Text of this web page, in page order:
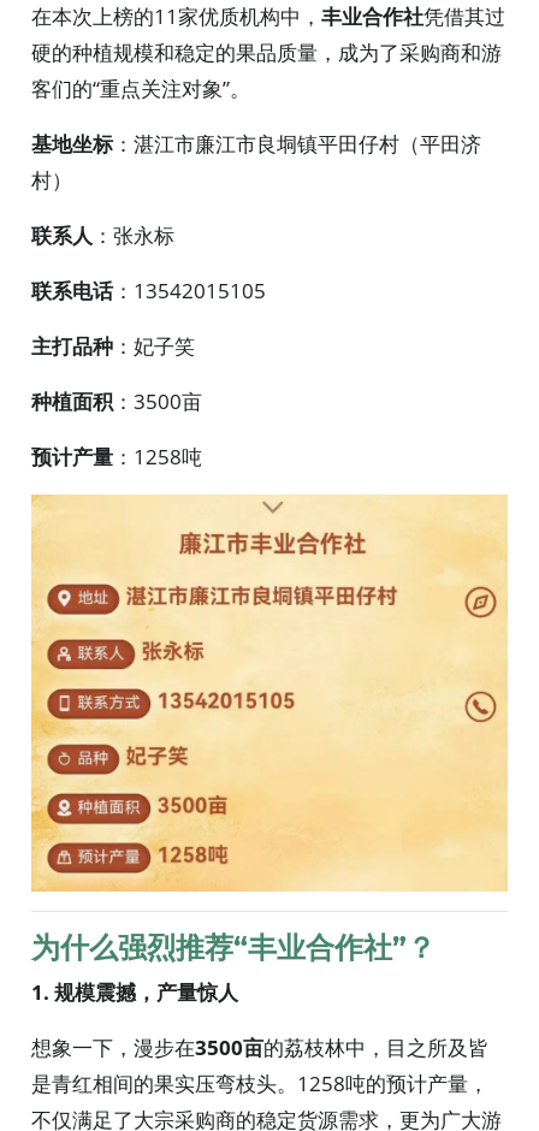
在本次上榜的11家优质机构中，丰业合作社凭借其过
硬的种植规模和稳定的果品质量，成为了采购商和游
客们的“重点关注对象”。
基地坐标：湛江市廉江市良垌镇平田仔村（平田济
村）
联系人 ：张永标
联系电话：13542015105
主打品种 ：妃子笑
种植面积 ：3500亩
预计产量 ：1258吨
为什么强烈推荐“丰业合作社”？
1. 规模震撼，产量惊人
想象一下，漫步在3500亩的荔枝林中，目之所及皆
是青红相间的果实压弯枝头。1258吨的预计产量，
不仅满足了大宗采购商的稳定货源需求，更为广大游